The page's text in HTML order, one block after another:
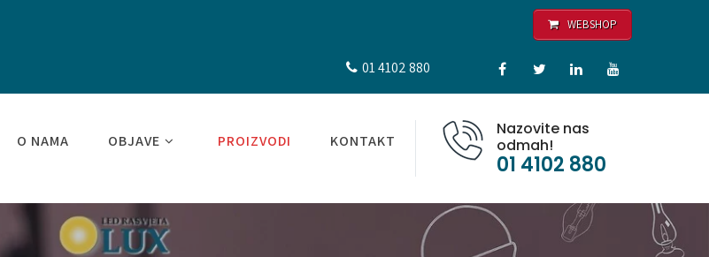
WEBSHOP
01 4102 880
Nazovite nas
odmah!
01 4102 880
O NAMA OBJAVE PROIZVODI KONTAKT